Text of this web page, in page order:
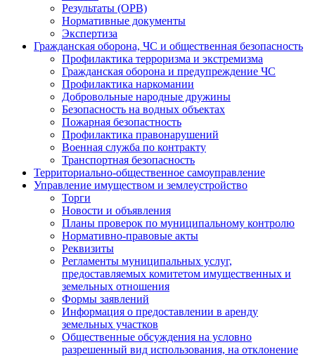
Результаты (ОРВ)
Нормативные документы
Экспертиза
Гражданская оборона, ЧС и общественная безопасность
Профилактика терроризма и экстремизма
Гражданская оборона и предупреждение ЧС
Профилактика наркомании
Добровольные народные дружины
Безопасность на водных объектах
Пожарная безопастность
Профилактика правонарушений
Военная служба по контракту
Транспортная безопасность
Территориально-общественное самоуправление
Управление имуществом и землеустройство
Торги
Новости и объявления
Планы проверок по муниципальному контролю
Нормативно-правовые акты
Реквизиты
Регламенты муниципальных услуг,
предоставляемых комитетом имущественных и
земельных отношения
Формы заявлений
Информация о предоставлении в аренду
земельных участков
Общественные обсуждения на условно
разрешенный вид использования, на отклонение